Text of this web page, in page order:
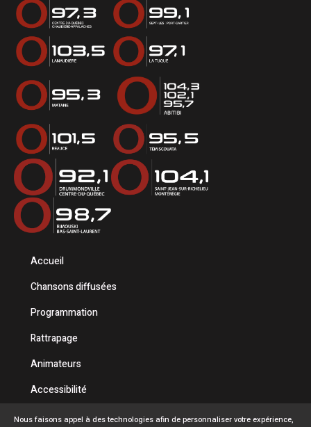
Accueil
Chansons diffusées
Programmation
Rattrapage
Animateurs
Accessibilité
Politique de confidentialité
Nous faisons appel à des technologies afin de personnaliser votre expérience,